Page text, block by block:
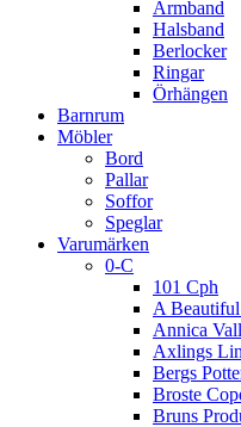
Armband
Halsband
Berlocker
Ringar
Örhängen
Barnrum
Möbler
Bord
Pallar
Soffor
Speglar
Varumärken
0-C
101 Cph
A
Annica
Axlings
Bergs
Broste
Bruns